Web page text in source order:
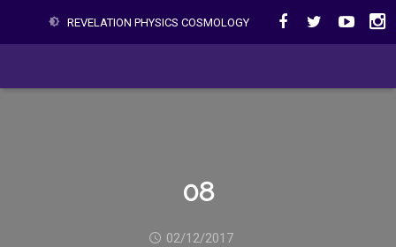
REVELATION PHYSICS COSMOLOGY
08
02/12/2017